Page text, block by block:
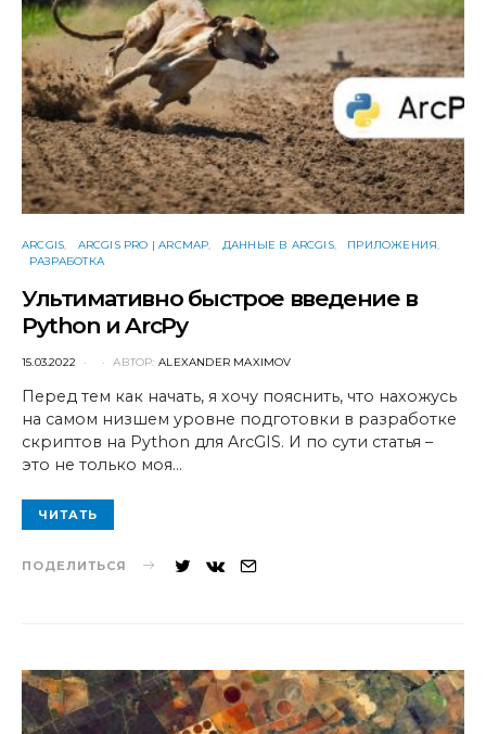
ARCGIS ARCGIS PRO | ARCMAP ДАННЫЕ В ARCGIS
ПРИЛОЖЕНИЯ
РАЗРАБОТКА
Ультимативно быстрое введение в
Python и ArcPy
POSTED
15.03.2022 АВТОР: ALEXANDER MAXIMOV
Перед тем как начать, я хочу пояснить, что нахожусь
на самом низшем уровне подготовки в разработке
скриптов на Python для ArcGIS. И по сути статья –
это не только моя…
ЧИТАТЬ
ПОДЕЛИТЬСЯ